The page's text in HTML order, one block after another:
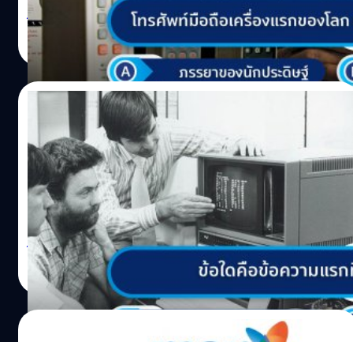
แต่งงานที่ทุบกับตู้ลิ้นชัก เบนเดอร์ฟังทีแรกก็ชอบทันที เขาจึง
เริ่มบันทึกเสียงนี้เก็บไว้ทันที พอเบนเดอร์ส่งเสียงนี้มาให้เยลลิน
ฟัง เขาก็นำเอาไปให้บอร์ดพิจารณาทันที แต่บอร์ดก็มาแนว
เดิมเลือกกันไม่ได้สักที…
เครื่องแรกของโลก ‘Motorola DynaTAC 8000x’ ประดิษฐ์
โดย มาร์ติน คูเปอร์ (Martin Cooper) วิศวกรนักพัฒนา
โทรศัพท์เคลื่อนที่ของโมโตโรลาในช่วงทศวรรษที่ 70s โดย
โทรศัพท์มือถือเครื่องนี้วางจำหน่ายครั้งแรกในสหรัฐอเมริกา
เมื่อปี 1984 สนนราคาเครื่องละ 3,995 เหรียญ หรือราว ๆ
130,000 บาท แต่ถ้าเทียบกับค่าเงินยุคปัจจุบันคือประมาณ
320,000 บาท! ย้อนกลับไปในวันที่ 3 เมษายน 1973 หลังคู
เปอร์กับทีมงานใช้เวลาประมาณ 6 เดือน จนสามารถสร้าง
โทรศัพท์เครื่องนี้ออกมาเป็นรูปเป็นร่าง ต่อมาเขาจึงไปทดลอง
โดยโทรหา โจล เอนเกล (Joel Engel) หัวหน้าวิศวกรที่บริษัท
AT&T ที่เป็นคู่แข่งกันในตอนนั้น เพราะต่างฝ่ายต่างกำลัง
พยายามผลิตโทรศัพท์มือถือให้สำเร็จ โดยคูเปอร์พูดประมาณ
ว่า “โจล,…
วิทวัส ปัญญาเลิศวุฒิ | 1732 days ago
Read More
ข้อใดคือข้อความแรกที่ถูกส่งบนอีเมล?
คำถาม: ข้อใดคือข้อความแรกที่ถูกส่งบนอีเมล A.“Hello, how
are you?”B.“Dddddddd”C."QWERTYUIOP"D.“Test test
test test” คำตอบก็คือข้อ: C ‘QWERTYUIOP’ เรย์ ทอมลินสัน
(Ray Tomlinson) คือผู้คิดค้นระบบอีเมลขึ้นตั้งแต่ปี 1987
ระหว่างที่เขาอยู่ในทีมพัฒนาอาร์พาเน็ต (ARPANET) ซึ่งเป็น
เครือข่ายสำนักงานโครงการวิจัยชั้นสูงของกระทรวงกลาโหม
สหรัฐฯ ซึ่งเป็นจุดเริ่มต้นของอินเทอร์เน็ตในเวลาต่อมา ว่ากัน
ว่าอีเมลฉบับแรกที่ถูกส่งระหว่างคอมพิวเตอร์ 2 เครื่องที่อยู่
ข้างกัน ผ่านเครือข่ายอาร์พาเน็ต ซึ่งข้อความแรกที่ ทอมลินสัน
วิทวัส ปัญญาเลิศวุฒิ| 1739 days ago
Read More